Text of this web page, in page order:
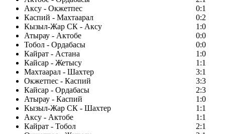
Аксу - Окжетпес
0:1
Каспий - Махтаарал
0:2
Кызыл-Жар СК - Аксу
1:0
Атырау - Актобе
0:0
Тобол - Ордабасы
0:0
Кайрат - Астана
1:0
Кайсар - Жетысу
1:1
Махтаарал - Шахтер
3:1
Окжетпес - Каспий
3:3
Кайсар - Ордабасы
2:3
Атырау - Каспий
1:0
Кызыл-Жар СК - Шахтер
1:1
Аксу - Актобе
1:1
Кайрат - Тобол
2:1